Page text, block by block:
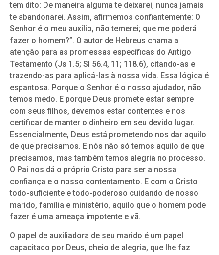
tem dito: De maneira alguma te deixarei, nunca jamais
te abandonarei. Assim, afirmemos confiantemente: O
Senhor é o meu auxílio, não temerei; que me poderá
fazer o homem?”. O autor de Hebreus chama a
atenção para as promessas específicas do Antigo
Testamento (Js 1.5; Sl 56.4, 11; 118.6), citando-as e
trazendo-as para aplicá-las à nossa vida. Essa lógica é
espantosa. Porque o Senhor é o nosso ajudador, não
temos medo. E porque Deus promete estar sempre
com seus filhos, devemos estar contentes e nos
certificar de manter o dinheiro em seu devido lugar.
Essencialmente, Deus está prometendo nos dar aquilo
de que precisamos. E nós não só temos aquilo de que
precisamos, mas também temos alegria no processo.
O Pai nos dá o próprio Cristo para ser a nossa
confiança e o nosso contentamento. E com o Cristo
todo-suficiente e todo-poderoso cuidando de nosso
marido, família e ministério, aquilo que o homem pode
fazer é uma ameaça impotente e vã.
O papel de auxiliadora de seu marido é um papel
capacitado por Deus, cheio de alegria, que lhe faz